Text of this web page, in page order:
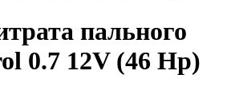
пального
0.7 12V (46 Hp)